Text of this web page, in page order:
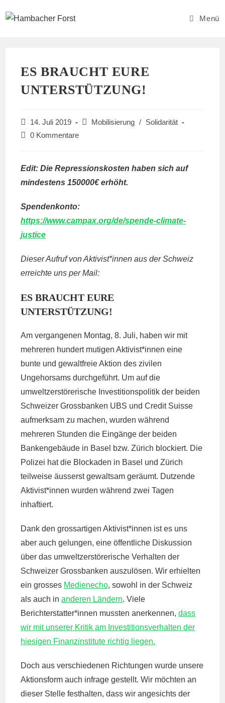
Inhalt
Menü
ES BRAUCHT EURE
UNTERSTÜTZUNG!
Beitrag
veröffentlicht:
14. Juli 2019
Beitrags-
Mobilisierung /
Solidarität
Beitrags-
0 Kommentare
Edit: Die Repressionskosten haben sich auf
mindestens 150000€ erhöht.
Spendenkonto:
https://www.campax.org/de/spende-climate-
justice
Dieser Aufruf von Aktivist*innen aus der Schweiz
erreichte uns per Mail:
ES BRAUCHT EURE
UNTERSTÜTZUNG!
Am vergangenen Montag, 8. Juli, haben wir mit
mehreren hundert mutigen Aktivist*innen eine
bunte und gewaltfreie Aktion des zivilen
Ungehorsams durchgeführt. Um auf die
umweltzerstörerische Investitionspolitik der beiden
Schweizer Grossbanken UBS und Credit Suisse
aufmerksam zu machen, wurden während
mehreren Stunden die Eingänge der beiden
Bankengebäude in Basel bzw. Zürich blockiert. Die
Polizei hat die Blockaden in Basel und Zürich
teilweise äusserst gewaltsam geräumt. Dutzende
Aktivist*innen wurden während zwei Tagen
inhaftiert.
Dank den grossartigen Aktivist*innen ist es uns
aber auch gelungen, eine öffentliche Diskussion
über das umweltzerstörerische Verhalten der
Schweizer Grossbanken auszulösen. Wir erhielten
ein grosses Medienecho, sowohl in der Schweiz
als auch inanderen Ländern. Viele
Berichterstatter*innen mussten anerkennen,dass
wir mit unserer Kritik am Investitionsverhalten der
hiesigen Finanzinstitute richtig liegen.
Doch aus verschiedenen Richtungen wurde unsere
Aktionsform auch infrage gestellt. Wir möchten an
dieser Stelle festhalten, dass wir angesichts der